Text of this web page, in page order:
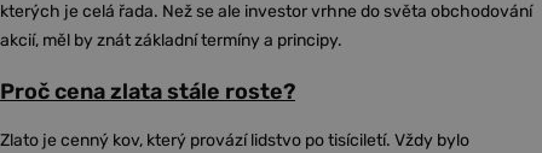
kterých je celá řada. Než se ale investor vrhne do světa obchodování
akcií, měl by znát základní termíny a principy.
Proč cena zlata stále roste?
Zlato je cenný kov, který provází lidstvo po tisíciletí. Vždy bylo